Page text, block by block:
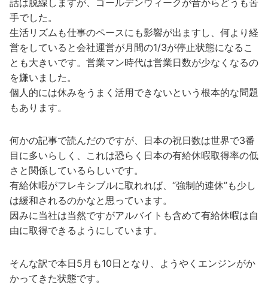
話は脱線しますが、ゴールデンウィークが昔からどうも苦
手でした。
生活リズムも仕事のペースにも影響が出ますし、何より経
営をしていると会社運営が月間の1/3が停止状態になるこ
とも大きいです。営業マン時代は営業日数が少なくなるの
を嫌いました。
個人的には休みをうまく活用できないという根本的な問題
もあります。
何かの記事で読んだのですが、日本の祝日数は世界で3番
目に多いらしく、これは恐らく日本の有給休暇取得率の低
さと関係しているらしいです。
有給休暇がフレキシブルに取れれば、“強制的連休”も少し
は緩和されるのかなと思っています。
因みに当社は当然ですがアルバイトも含めて有給休暇は自
由に取得できるようにしています。
そんな訳で本日5月も10日となり、ようやくエンジンがか
かってきた状態です。